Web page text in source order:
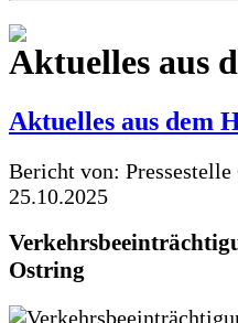
Aktuelles aus
Aktuelles aus dem
Bericht von:
25.10.2025
Ostring